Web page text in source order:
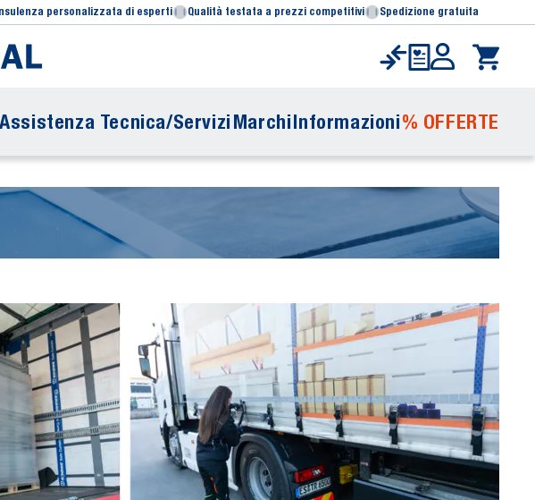
personalizzata di esperti Qualità testata a prezzi competitivi Spedizione gratuita
Assistenza Tecnica/ServiziMarchiInformazioni% OFFERTE